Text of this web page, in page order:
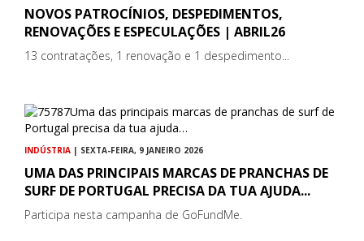
NOVOS PATROCÍNIOS, DESPEDIMENTOS,
RENOVAÇÕES E ESPECULAÇÕES | ABRIL26
13 contratações, 1 renovação e 1 despedimento...
INDÚSTRIA | SEXTA-FEIRA, 9 JANEIRO 2026
UMA DAS PRINCIPAIS MARCAS DE PRANCHAS DE
SURF DE PORTUGAL PRECISA DA TUA AJUDA...
Participa nesta campanha de GoFundMe.